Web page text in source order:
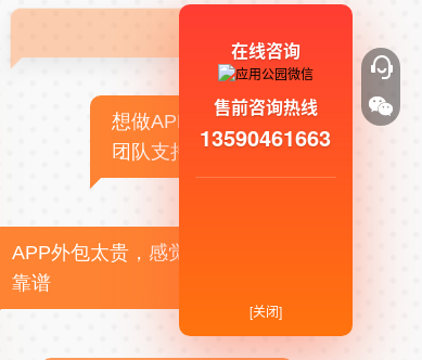
想做APP，但没有技术
团队支持
APP外包太贵，感觉不
靠谱
在线咨询
售前咨询热线
13590461663
[关闭]